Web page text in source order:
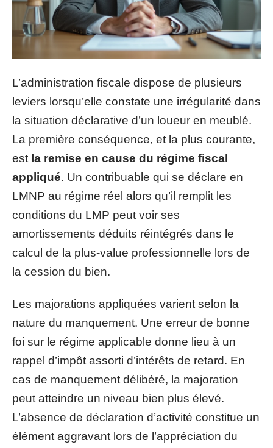
L’administration fiscale dispose de plusieurs
leviers lorsqu’elle constate une irrégularité dans
la situation déclarative d’un loueur en meublé.
La première conséquence, et la plus courante,
est la remise en cause du régime fiscal
appliqué. Un contribuable qui se déclare en
LMNP au régime réel alors qu’il remplit les
conditions du LMP peut voir ses
amortissements déduits réintégrés dans le
calcul de la plus-value professionnelle lors de
la cession du bien.
Les majorations appliquées varient selon la
nature du manquement. Une erreur de bonne
foi sur le régime applicable donne lieu à un
rappel d’impôt assorti d’intérêts de retard. En
cas de manquement délibéré, la majoration
peut atteindre un niveau bien plus élevé.
L’absence de déclaration d’activité constitue un
élément aggravant lors de l’appréciation du